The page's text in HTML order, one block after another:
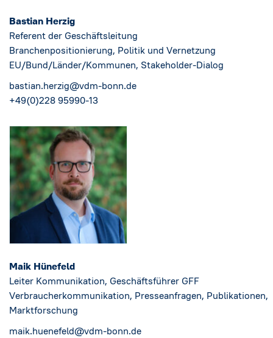
Bastian Herzig
Referent der Geschäftsleitung
Branchenpositionierung, Politik und Vernetzung
EU/Bund/Länder/Kommunen, Stakeholder-Dialog
bastian.herzig@vdm-bonn.de
+49(0)228 95990-13
Maik Hünefeld
Leiter Kommunikation, Geschäftsführer GFF
Verbraucherkommunikation, Presseanfragen, Publikationen,
Marktforschung
maik.huenefeld@vdm-bonn.de